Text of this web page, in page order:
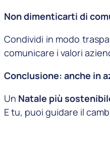
Non dimenticarti di
Condividi in modo
comunicare i valori
Conclusione: anche in
Un Natale più
E tu, puoi guidare il